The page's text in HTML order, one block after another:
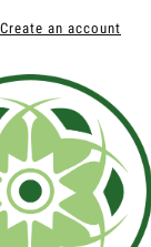
Create an account